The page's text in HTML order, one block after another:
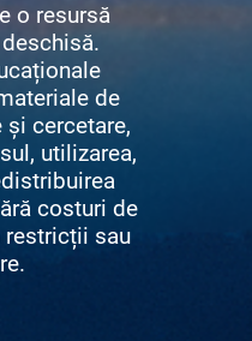
o resursă
de
și cercetare,
utilizarea,
costuri de
sau